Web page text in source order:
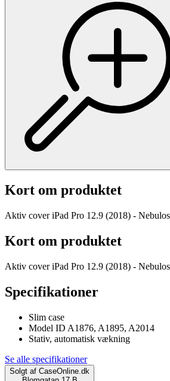
Kort om produktet
Aktiv cover iPad Pro 12.9 (2018) -
Kort om produktet
Aktiv cover iPad Pro 12.9 (2018) -
Specifikationer
Slim case
Model ID A1876, A1895, A2014
Stativ, automatisk vækning
Se alle specifikationer
Solgt af CaseOnline.dk